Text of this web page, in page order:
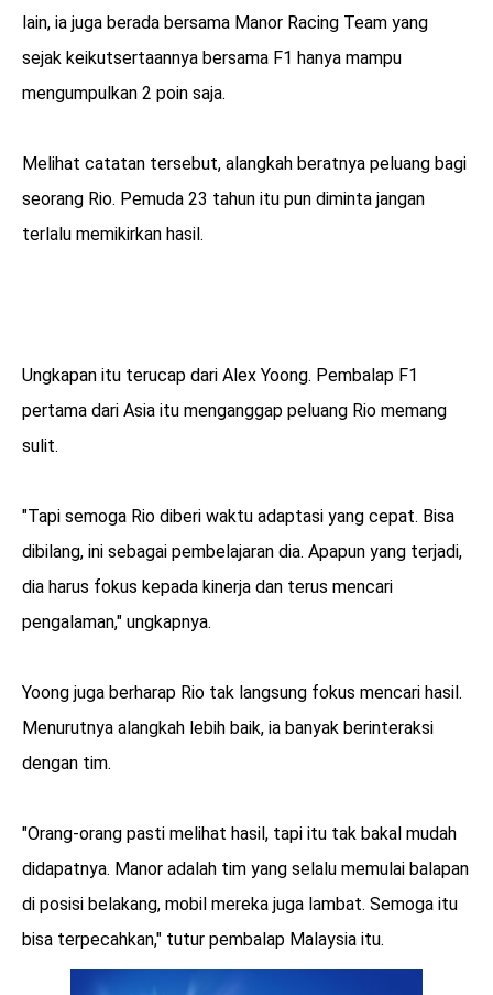
lain, ia juga berada bersama Manor Racing Team yang
sejak keikutsertaannya bersama F1 hanya mampu
mengumpulkan 2 poin saja.
Melihat catatan tersebut, alangkah beratnya peluang bagi
seorang Rio. Pemuda 23 tahun itu pun diminta jangan
terlalu memikirkan hasil.
Ungkapan itu terucap dari Alex Yoong. Pembalap F1
pertama dari Asia itu menganggap peluang Rio memang
sulit.
"Tapi semoga Rio diberi waktu adaptasi yang cepat. Bisa
dibilang, ini sebagai pembelajaran dia. Apapun yang terjadi,
dia harus fokus kepada kinerja dan terus mencari
pengalaman," ungkapnya.
‎Yoong juga berharap Rio tak langsung fokus mencari hasil.
Menurutnya alangkah lebih baik, ia banyak berinteraksi
dengan tim.
‎"Orang-orang pasti melihat hasil, tapi itu tak bakal mudah
didapatnya. Manor adalah tim yang selalu memulai balapan
di posisi belakang, mobil mereka juga lambat. Semoga itu
bisa terpecahkan," tutur pembalap Malaysia itu.